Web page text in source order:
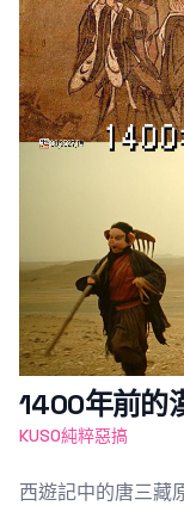
1400年前的
KUSO純粹惡搞
西遊記中的唐三藏